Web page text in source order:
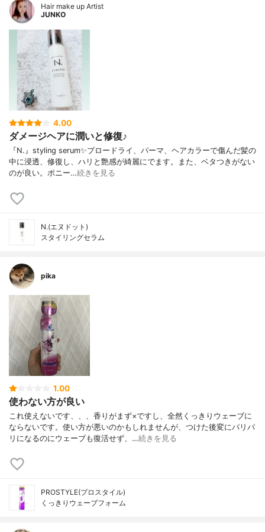
Hair make up Artist
JUNKO
4.00
ダメージヘアに潤いと修復♪
『N.』styling serum✨ブロードライ、パーマ、ヘアカラーで傷んだ髪の
中に浸透、修復し、ハリと艶感が綺麗にでます。また、ベタつきがない
のが良い。ポニー…続きを見る
N.(エヌドット)
スタイリングセラム
pika
1.00
使わない方が良い
これ使えないです、、、香りがまず×ですし、全然くっきりウェーブに
ならないです。使い方が悪いのかもしれませんが、つけた後変にパリパ
リになるのにウェーブも復活せず、…続きを見る
PROSTYLE(プロスタイル)
くっきりウェーブフォーム